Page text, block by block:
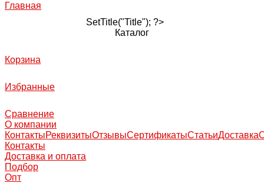
Главная
SetTitle("Title"); ?>
Каталог
Корзина
Избранные
Сравнение
О компании
КонтактыРеквизитыОтзывыСертификатыСтатьиДоставка
Контакты
Доставка и оплата
Подбор
Опт